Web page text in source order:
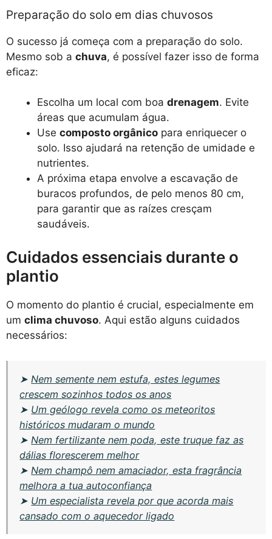
Preparação do solo em dias chuvosos
O sucesso já começa com a preparação do solo.
Mesmo sob a chuva, é possível fazer isso de forma
eficaz:
Escolha um local com boa drenagem. Evite
áreas que acumulam água.
Use composto orgânico para enriquecer o
solo. Isso ajudará na retenção de umidade e
nutrientes.
A próxima etapa envolve a escavação de
buracos profundos, de pelo menos 80 cm,
para garantir que as raízes cresçam
saudáveis.
Cuidados essenciais durante o
plantio
O momento do plantio é crucial, especialmente em
um clima chuvoso. Aqui estão alguns cuidados
necessários:
➤ Nem semente nem estufa, estes legumes
crescem sozinhos todos os anos
➤ Um geólogo revela como os meteoritos
históricos mudaram o mundo
➤ Nem fertilizante nem poda, este truque faz as
dálias florescerem melhor
➤ Nem champô nem amaciador, esta fragrância
melhora a tua autoconfiança
➤ Um especialista revela por que acorda mais
cansado com o aquecedor ligado